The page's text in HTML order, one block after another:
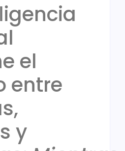
el
entre
y